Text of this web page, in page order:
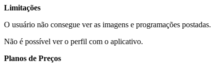
Limitações
O usuário não consegue ver as imagens e programações postadas.
Não é possível ver o perfil com o aplicativo.
Planos de Preços